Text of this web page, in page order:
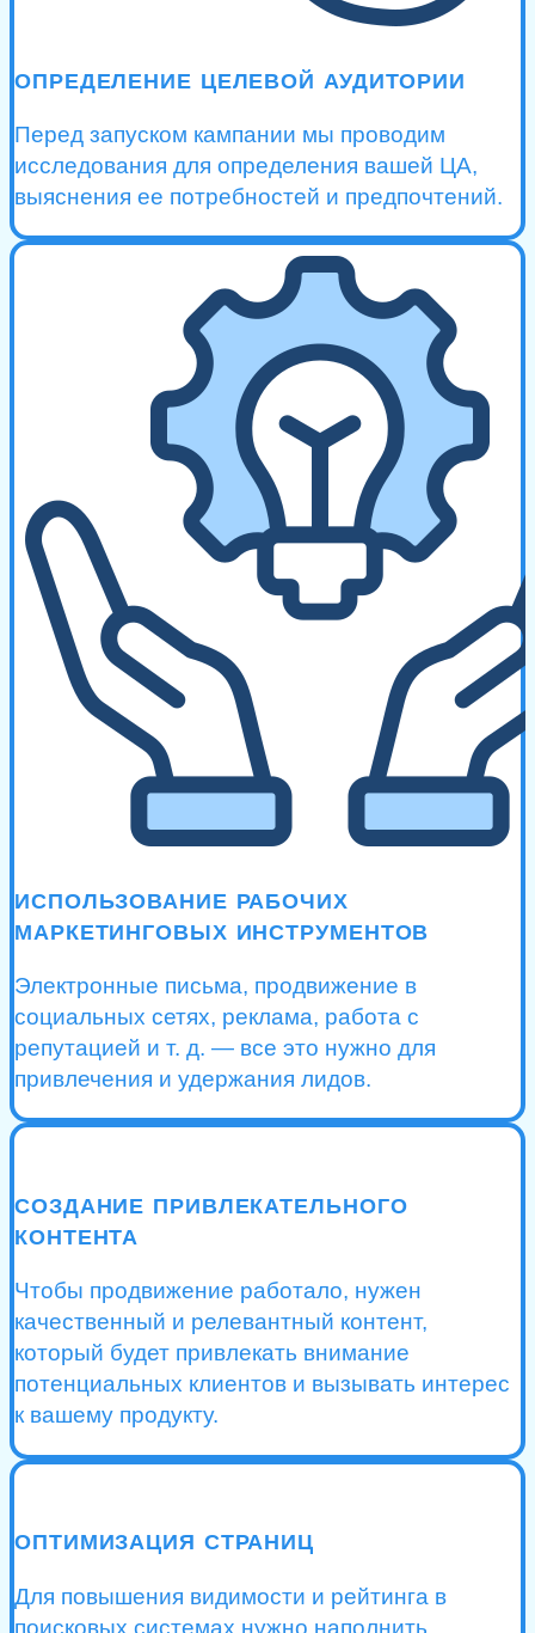
ОПРЕДЕЛЕНИЕ ЦЕЛЕВОЙ АУДИТОРИИ
Перед запуском кампании мы проводим
исследования для определения вашей ЦА,
выяснения ее потребностей и предпочтений.
ИСПОЛЬЗОВАНИЕ РАБОЧИХ
МАРКЕТИНГОВЫХ ИНСТРУМЕНТОВ
Электронные письма, продвижение в
социальных сетях, реклама, работа с
репутацией и т. д. — все это нужно для
привлечения и удержания лидов.
СОЗДАНИЕ ПРИВЛЕКАТЕЛЬНОГО
КОНТЕНТА
Чтобы продвижение работало, нужен
качественный и релевантный контент,
который будет привлекать внимание
потенциальных клиентов и вызывать интерес
к вашему продукту.
ОПТИМИЗАЦИЯ СТРАНИЦ
Для повышения видимости и рейтинга в
поисковых системах нужно наполнить